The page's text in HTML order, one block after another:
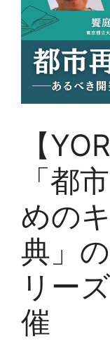
【
「都
めの
典」
リー
催